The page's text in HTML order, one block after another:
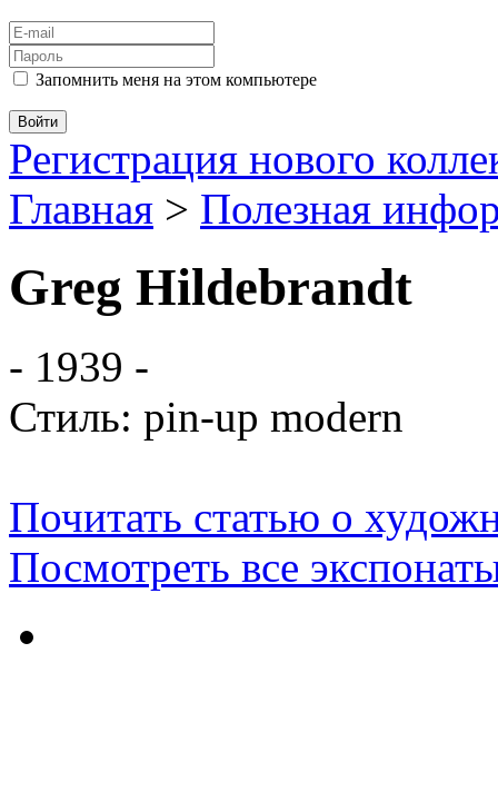
Запомнить меня на этом компьютере
Регистрация нового
Главная > Полезная
Greg Hildebrandt
- 1939 -
Стиль: pin-up modern
Почитать статью о
Посмотреть все